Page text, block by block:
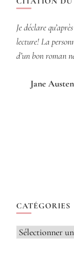
Je déclare
lecture! La
d’un bon roman
Jane Austen
CATÉGORIES
Catégories